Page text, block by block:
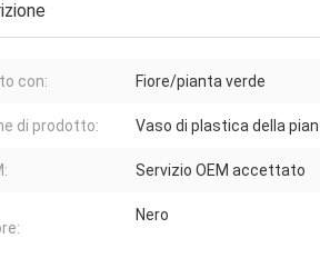
con: Fiore/pianta verde
di prodotto: Vaso di plastica della
Servizio OEM accettato
Nero